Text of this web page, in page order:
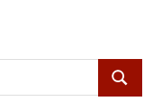
ПОИСК